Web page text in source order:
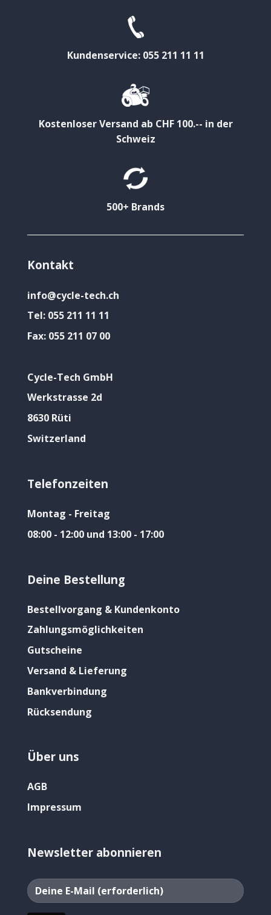
Kundenservice: 055 211 11 11
Kostenloser Versand ab CHF 100.-- in der
Schweiz
500+ Brands
Kontakt
info@cycle-tech.ch
Tel: 055 211 11 11
Fax: 055 211 07 00
Cycle-Tech GmbH
Werkstrasse 2d
8630 Rüti
Switzerland
Telefonzeiten
Montag - Freitag
08:00 - 12:00 und 13:00 - 17:00
Deine Bestellung
Bestellvorgang & Kundenkonto
Zahlungsmöglichkeiten
Gutscheine
Versand & Lieferung
Bankverbindung
Rücksendung
Über uns
AGB
Impressum
Newsletter abonnieren